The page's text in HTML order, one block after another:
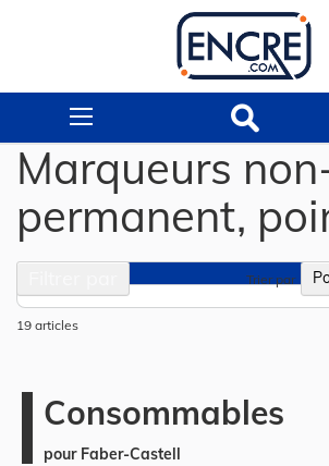
Marqueurs
permanent,
19 articles
Trier par
Consommables
pour Faber-Castell